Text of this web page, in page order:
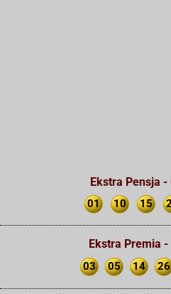
Ekstra Pensja
01 10 15
Ekstra Premia
03 05 14 26